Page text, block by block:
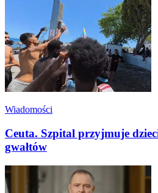
Wiadomości
Ceuta. Szpital przyjmuje
gwałtów